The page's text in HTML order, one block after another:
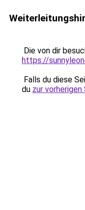
Die von dir
https://
Falls du diese
du zur